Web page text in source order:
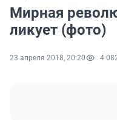
Мирная
ликует (фото)
23 апреля 2018, 20:20 4